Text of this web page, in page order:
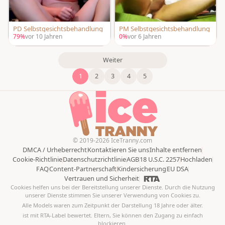
PD Selbstgesichtsbehandlung
79%vor 10 Jahren
PM Selbstgesichtsbehandlung
0%vor 6 Jahren
1 2 3 4 5
Weiter
© 2019-2026 IceTranny.com
DMCA / UrheberrechtKontaktieren Sie unsInhalte entfernen
Cookie-RichtlinieDatenschutzrichtlinieAGB18 U.S.C. 2257Hochladen
FAQContent-PartnerschaftKindersicherungEU DSA
Vertrauen und Sicherheit
Cookies helfen uns bei der Bereitstellung unserer Dienste. Durch die Nutzung
unserer Dienste stimmen Sie unserer Verwendung von Cookies zu.
Alle Models waren zum Zeitpunkt der Darstellung 18 Jahre oder älter.
ist mit RTA-Label bewertet. Eltern, Sie können den Zugang zu einfach
blockieren.